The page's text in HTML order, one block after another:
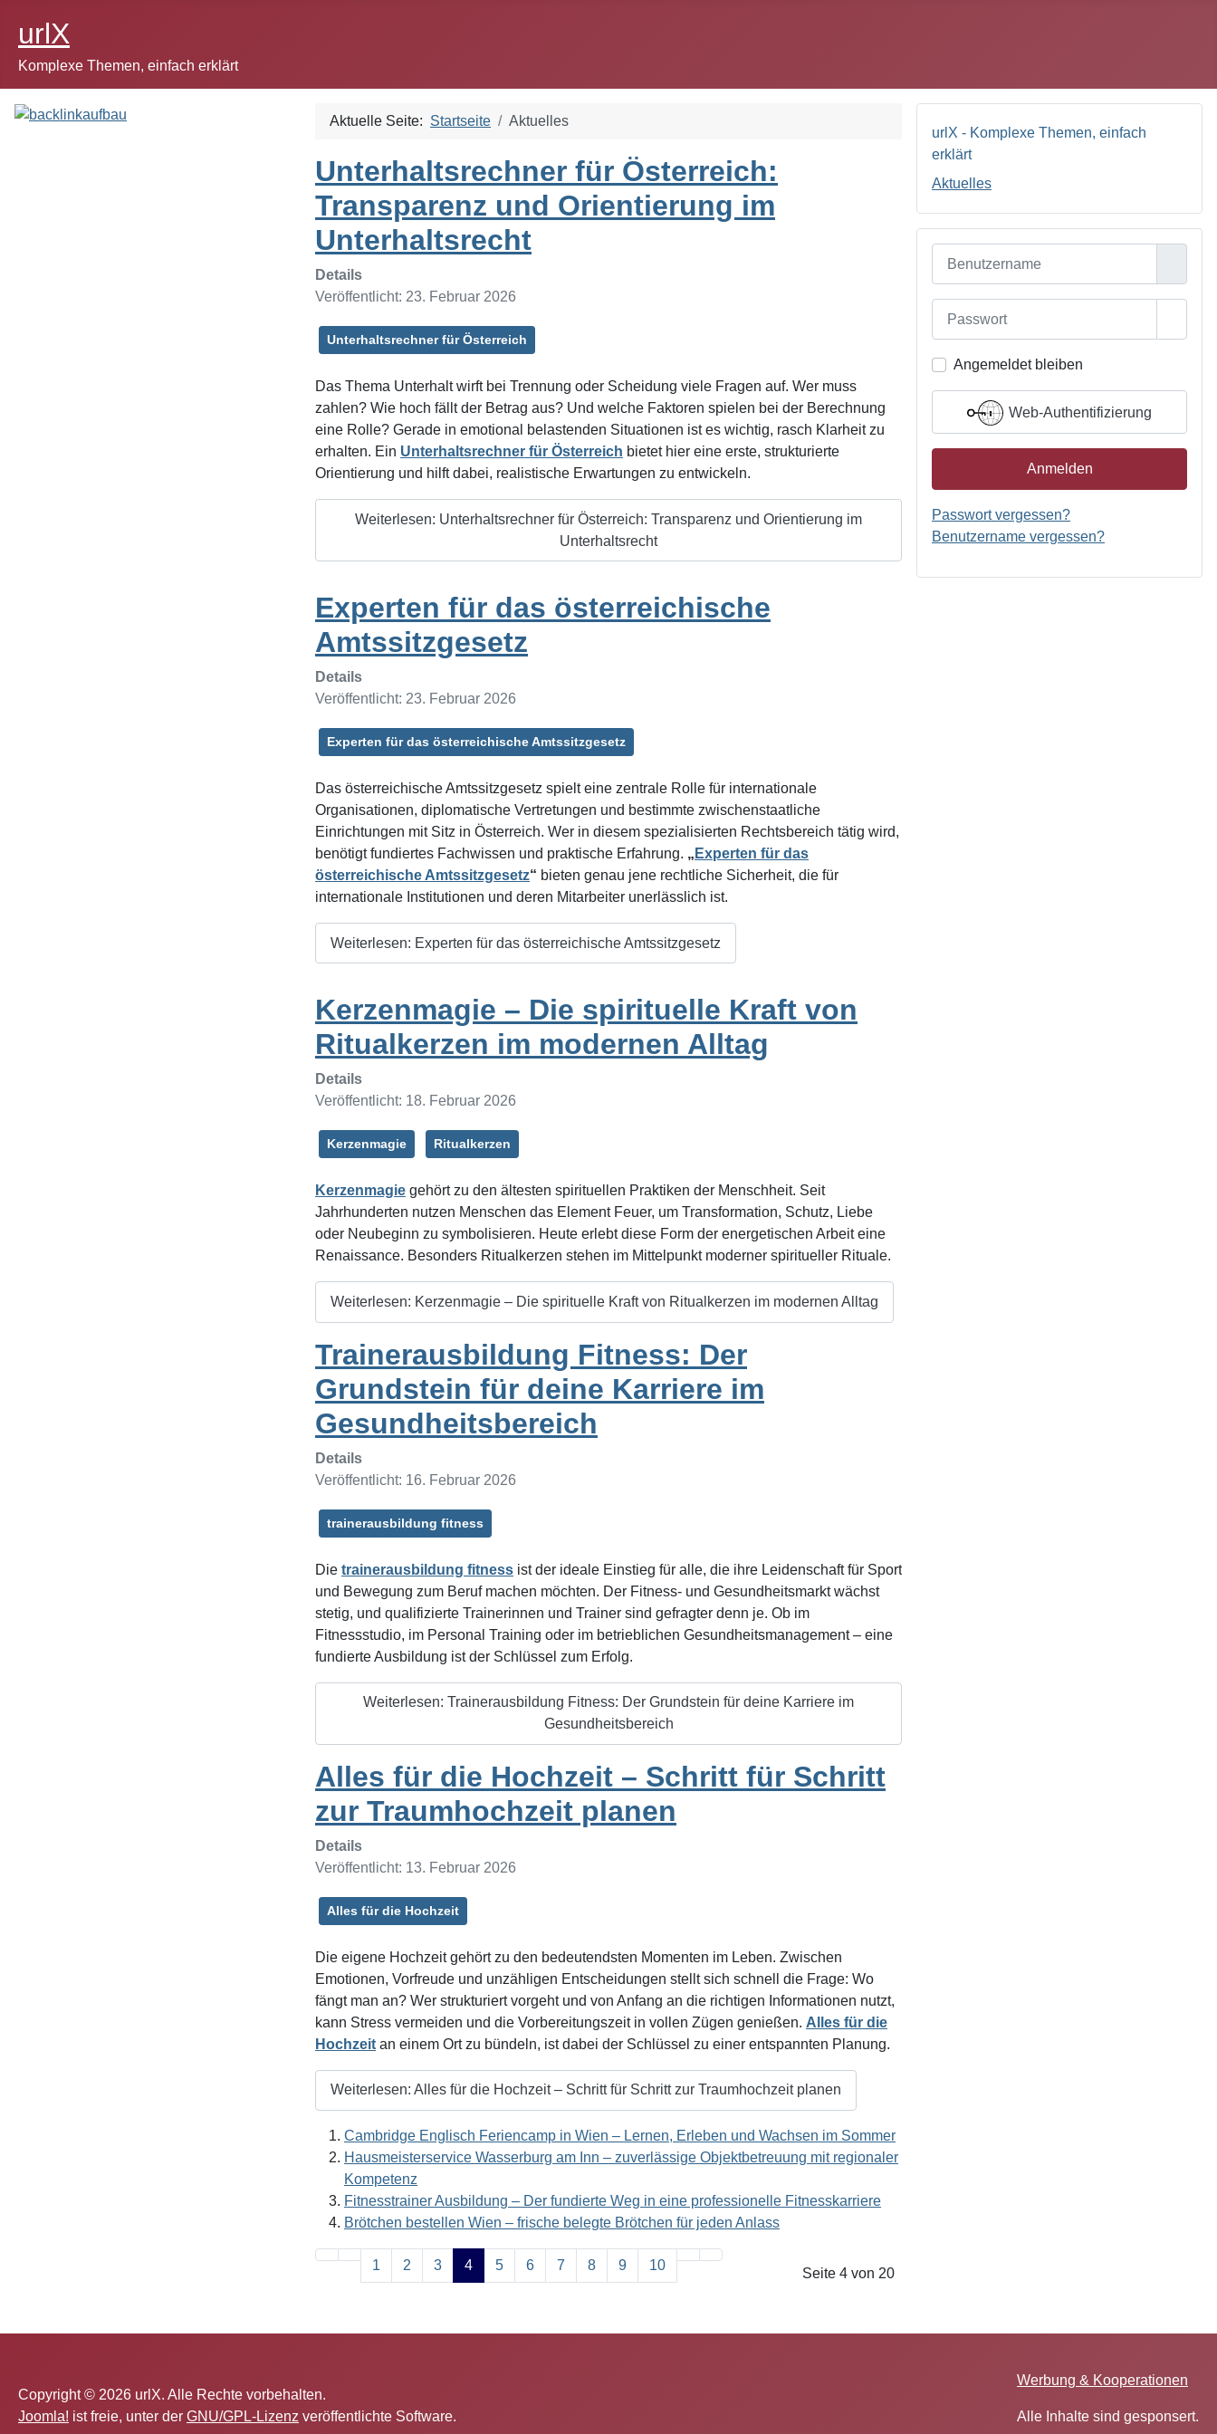
urlX
Komplexe Themen, einfach erklärt
Aktuelle Seite: Startseite Aktuelles
Unterhaltsrechner für Österreich:
Transparenz und Orientierung im
Unterhaltsrecht
Details
Veröffentlicht: 23. Februar 2026
Unterhaltsrechner für Österreich
Das Thema Unterhalt wirft bei Trennung oder Scheidung viele Fragen auf. Wer muss
zahlen? Wie hoch fällt der Betrag aus? Und welche Faktoren spielen bei der Berechnung
eine Rolle? Gerade in emotional belastenden Situationen ist es wichtig, rasch Klarheit zu
erhalten. Ein Unterhaltsrechner für Österreich bietet hier eine erste, strukturierte
Orientierung und hilft dabei, realistische Erwartungen zu entwickeln.
Weiterlesen: Unterhaltsrechner für Österreich: Transparenz und Orientierung im
Unterhaltsrecht
Experten für das österreichische
Amtssitzgesetz
Details
Veröffentlicht: 23. Februar 2026
Experten für das österreichische Amtssitzgesetz
Das österreichische Amtssitzgesetz spielt eine zentrale Rolle für internationale
Organisationen, diplomatische Vertretungen und bestimmte zwischenstaatliche
Einrichtungen mit Sitz in Österreich. Wer in diesem spezialisierten Rechtsbereich tätig wird,
benötigt fundiertes Fachwissen und praktische Erfahrung. „ Experten für das
österreichische Amtssitzgesetz“ bieten genau jene rechtliche Sicherheit, die für
internationale Institutionen und deren Mitarbeiter unerlässlich ist.
Weiterlesen: Experten für das österreichische Amtssitzgesetz
Kerzenmagie – Die spirituelle Kraft von
Ritualkerzen im modernen Alltag
Details
Veröffentlicht: 18. Februar 2026
Kerzenmagie Ritualkerzen
Kerzenmagie gehört zu den ältesten spirituellen Praktiken der Menschheit. Seit
Jahrhunderten nutzen Menschen das Element Feuer, um Transformation, Schutz, Liebe
oder Neubeginn zu symbolisieren. Heute erlebt diese Form der energetischen Arbeit eine
Renaissance. Besonders Ritualkerzen stehen im Mittelpunkt moderner spiritueller Rituale.
Weiterlesen: Kerzenmagie – Die spirituelle Kraft von Ritualkerzen im modernen Alltag
Trainerausbildung Fitness: Der
Grundstein für deine Karriere im
Gesundheitsbereich
Details
Veröffentlicht: 16. Februar 2026
trainerausbildung fitness
Die trainerausbildung fitness ist der ideale Einstieg für alle, die ihre Leidenschaft für Sport
und Bewegung zum Beruf machen möchten. Der Fitness- und Gesundheitsmarkt wächst
stetig, und qualifizierte Trainerinnen und Trainer sind gefragter denn je. Ob im
Fitnessstudio, im Personal Training oder im betrieblichen Gesundheitsmanagement – eine
fundierte Ausbildung ist der Schlüssel zum Erfolg.
Weiterlesen: Trainerausbildung Fitness: Der Grundstein für deine Karriere im
Gesundheitsbereich
Alles für die Hochzeit – Schritt für Schritt
zur Traumhochzeit planen
Details
Veröffentlicht: 13. Februar 2026
Alles für die Hochzeit
Die eigene Hochzeit gehört zu den bedeutendsten Momenten im Leben. Zwischen
Emotionen, Vorfreude und unzähligen Entscheidungen stellt sich schnell die Frage: Wo
fängt man an? Wer strukturiert vorgeht und von Anfang an die richtigen Informationen nutzt,
kann Stress vermeiden und die Vorbereitungszeit in vollen Zügen genießen. Alles für die
Hochzeit an einem Ort zu bündeln, ist dabei der Schlüssel zu einer entspannten Planung.
Weiterlesen: Alles für die Hochzeit – Schritt für Schritt zur Traumhochzeit planen
Cambridge Englisch Feriencamp in Wien – Lernen, Erleben und Wachsen im Sommer
Hausmeisterservice Wasserburg am Inn – zuverlässige Objektbetreuung mit regionaler
Kompetenz
Fitnesstrainer Ausbildung – Der fundierte Weg in eine professionelle Fitnesskarriere
Brötchen bestellen Wien – frische belegte Brötchen für jeden Anlass
Seite 4 von 20
1 2 3 4 5 6 7 8 9 10
urlX - Komplexe Themen, einfach
erklärt
Aktuelles
Angemeldet bleiben
Web-Authentifizierung
Anmelden
Passwort vergessen?
Benutzername vergessen?
Copyright © 2026 urlX. Alle Rechte vorbehalten.
Joomla! ist freie, unter der GNU/GPL-Lizenz veröffentlichte Software.
Werbung & Kooperationen
Alle Inhalte sind gesponsert.